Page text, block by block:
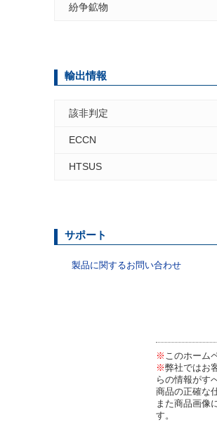
紛争鉱物
輸出情報
該非判定
ECCN
HTSUS
サポート
製品に関するお問い合わせ
※ このホーム
※弊社ではお
らの情報がす
商品の正確な
また商品画像
す。